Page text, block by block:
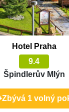
Hotel Praha
9.4
Špindlerův Mlýn
Zbývá 1 volný